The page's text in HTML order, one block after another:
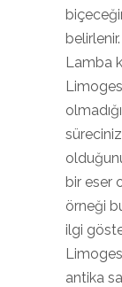
Lamba
bir eser
örneği
ilgi
antika